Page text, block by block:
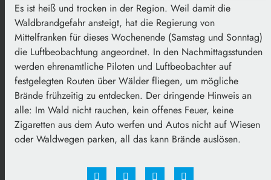
Es ist heiß und trocken in der Region. Weil damit die
Waldbrandgefahr ansteigt, hat die Regierung von
Mittelfranken für dieses Wochenende (Samstag und Sonntag)
die Luftbeobachtung angeordnet. In den Nachmittagsstunden
werden ehrenamtliche Piloten und Luftbeobachter auf
festgelegten Routen über Wälder fliegen, um mögliche
Brände frühzeitig zu entdecken. Der dringende Hinweis an
alle: Im Wald nicht rauchen, kein offenes Feuer, keine
Zigaretten aus dem Auto werfen und Autos nicht auf Wiesen
oder Waldwegen parken, all das kann Brände auslösen.